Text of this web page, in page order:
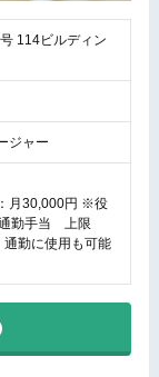
114ビルディン
ジャー
月30,000円 ※役
勤手当 上限
勤に使用も可能